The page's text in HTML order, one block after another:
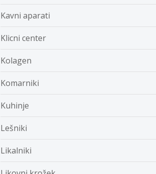
Kavni aparati
Klicni center
Kolagen
Komarniki
Kuhinje
Lešniki
Likalniki